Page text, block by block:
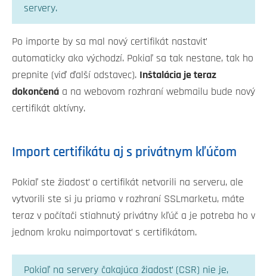
servery.
Po importe by sa mal nový certifikát nastaviť
automaticky ako východzí. Pokiaľ sa tak nestane, tak ho
prepnite (viď ďalší odstavec). Inštalácia je teraz
dokončená a na webovom rozhraní webmailu bude nový
certifikát aktívny.
Import certifikátu aj s privátnym kľúčom
Pokiaľ ste žiadosť o certifikát netvorili na serveru, ale
vytvorili ste si ju priamo v rozhraní SSLmarketu, máte
teraz v počítači stiahnutý privátny kľúč a je potreba ho v
jednom kroku naimportovať s certifikátom.
Pokiaľ na servery čakajúca žiadosť (CSR) nie je,